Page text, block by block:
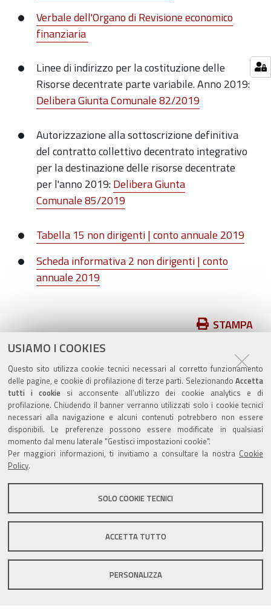
USIAMO I COOKIES
Questo sito utilizza cookie tecnici necessari al corretto funzionamento
delle pagine, e cookie di profilazione di terze parti. Selezionando Accetta
tutti i cookiesi acconsente all’utilizzo dei cookie analytics e di
profilazione. Chiudendo il banner verranno utilizzati solo i cookie tecnici
necessari alla navigazione e alcuni contenuti potrebbero non essere
disponibili. Le preferenze possono essere modificate in qualsiasi
momento dal menu laterale "Gestisci impostazioni cookie".
Per maggiori informazioni, ti invitiamo a consultare la nostra Cookie
Policy.
SOLO COOKIE TECNICI
ACCETTA TUTTO
PERSONALIZZA
Verbale dell'Organo di Revisione economico
finanziaria
Linee di indirizzo per la costituzione delle
Risorse decentrate parte variabile. Anno 2019:
Delibera Giunta Comunale 82/2019
Autorizzazione alla sottoscrizione definitiva
del contratto collettivo decentrato integrativo
per la destinazione delle risorse decentrate
per l'anno 2019:Delibera Giunta
Comunale 85/2019
Tabella 15 non dirigenti | conto annuale 2019
Scheda informativa 2 non dirigenti | conto
annuale 2019
Azioni
sul
documento
STAMPA
pubblicato il09/01/2020
ultima modifica25/07/2022
Valuta questo sito
Sito istituzionale Comune di Zola Predosa